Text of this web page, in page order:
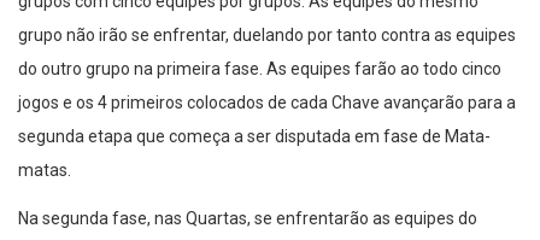
grupos com cinco equipes por grupos. As equipes do mesmo
grupo não irão se enfrentar, duelando por tanto contra as equipes
do outro grupo na primeira fase. As equipes farão ao todo cinco
jogos e os 4 primeiros colocados de cada Chave avançarão para a
segunda etapa que começa a ser disputada em fase de Mata-
matas.
Na segunda fase, nas Quartas, se enfrentarão as equipes do